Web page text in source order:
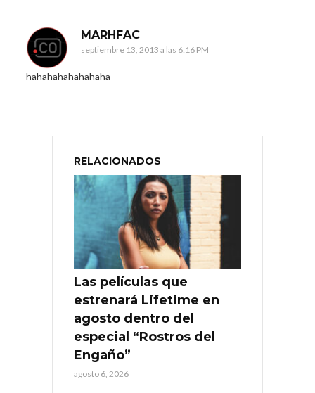
MARHFAC
septiembre 13, 2013 a las 6:16 PM
hahahahahahahaha
RELACIONADOS
Las películas que
estrenará Lifetime en
agosto dentro del
especial “Rostros del
Engaño”
agosto 6, 2026